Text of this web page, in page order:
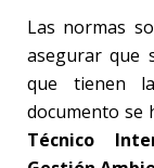
Las normas
asegurar que
que tienen
documento se
Técnico